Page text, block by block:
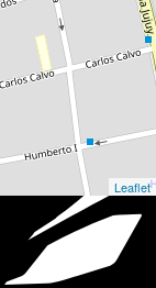
Leaflet